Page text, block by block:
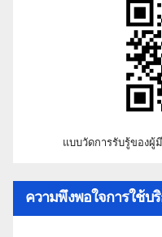
แบบวัดการรับรู้ของผู้
ความพึงพอใจการใช้บ